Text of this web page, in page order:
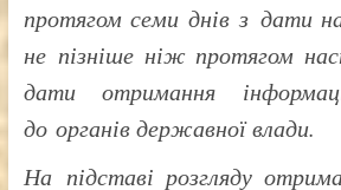
протягом семи днів з дати
не пізніше ніж протягом
дати отримання
до органів державної влади.
На підставі розгляду